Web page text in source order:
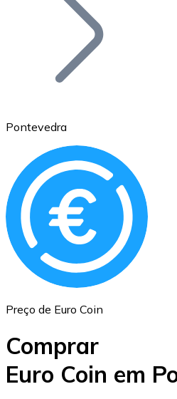
Ethereum
ETH
Pontevedra
Preço de Euro Coin
Comprar
Euro Coin em